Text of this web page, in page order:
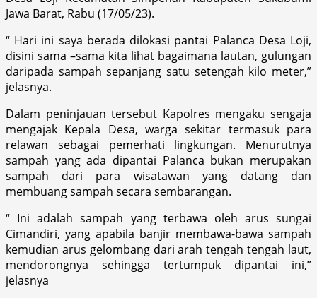
Jawa Barat, Rabu (17/05/23).
“ Hari ini saya berada dilokasi pantai Palanca Desa Loji,
disini sama –sama kita lihat bagaimana lautan, gulungan
daripada sampah sepanjang satu setengah kilo meter,”
jelasnya.
Dalam peninjauan tersebut Kapolres mengaku sengaja
mengajak Kepala Desa, warga sekitar termasuk para
relawan sebagai pemerhati lingkungan. Menurutnya
sampah yang ada dipantai Palanca bukan merupakan
sampah dari para wisatawan yang datang dan
membuang sampah secara sembarangan.
“ Ini adalah sampah yang terbawa oleh arus sungai
Cimandiri, yang apabila banjir membawa-bawa sampah
kemudian arus gelombang dari arah tengah tengah laut,
mendorongnya sehingga tertumpuk dipantai ini,”
jelasnya